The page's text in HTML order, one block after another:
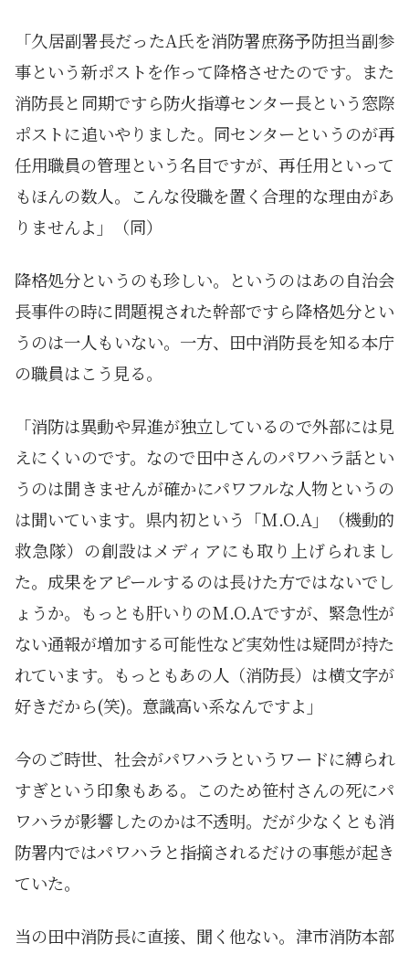
「久居副署長だったA氏を消防署庶務予防担当副参
事という新ポストを作って降格させたのです。また
消防長と同期ですら防火指導センター長という窓際
ポストに追いやりました。同センターというのが再
任用職員の管理という名目ですが、再任用といって
もほんの数人。こんな役職を置く合理的な理由があ
りませんよ」（同）
降格処分というのも珍しい。というのはあの自治会
長事件の時に問題視された幹部ですら降格処分とい
うのは一人もいない。一方、田中消防長を知る本庁
の職員はこう見る。
「消防は異動や昇進が独立しているので外部には見
えにくいのです。なので田中さんのパワハラ話とい
うのは聞きませんが確かにパワフルな人物というの
は聞いています。県内初という「M.O.A」（機動的
救急隊）の創設はメディアにも取り上げられまし
た。成果をアピールするのは長けた方ではないでし
ょうか。もっとも肝いりのM.O.Aですが、緊急性が
ない通報が増加する可能性など実効性は疑問が持た
れています。もっともあの人（消防長）は横文字が
好きだから(笑)。意識高い系なんですよ」
今のご時世、社会がパワハラというワードに縛られ
すぎという印象もある。このため笹村さんの死にパ
ワハラが影響したのかは不透明。だが少なくとも消
防署内ではパワハラと指摘されるだけの事態が起き
ていた。
当の田中消防長に直接、聞く他ない。津市消防本部